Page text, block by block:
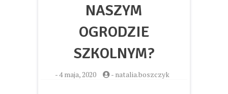
NASZYM
OGRODZIE
SZKOLNYM?
-4 maja, 2020 - natalia.boszczyk